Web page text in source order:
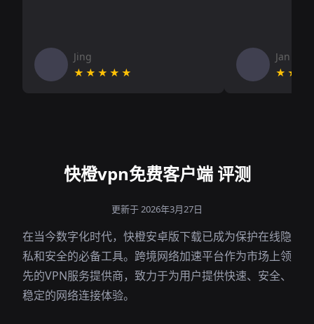
Jing
★★★★★
Jan V
快橙vpn免费客户端 评测
更新于 2026年3月27日
在当今数字化时代，快橙安卓版下载已成为保护在线隐
私和安全的必备工具。跨境网络加速平台作为市场上领
先的VPN服务提供商，致力于为用户提供快速、安全、
稳定的网络连接体验。